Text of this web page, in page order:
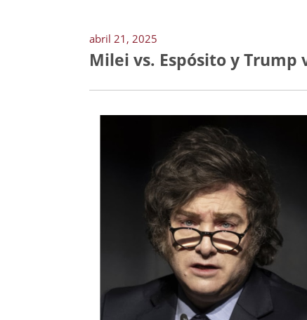
abril 21, 2025
Milei vs. Espósito y